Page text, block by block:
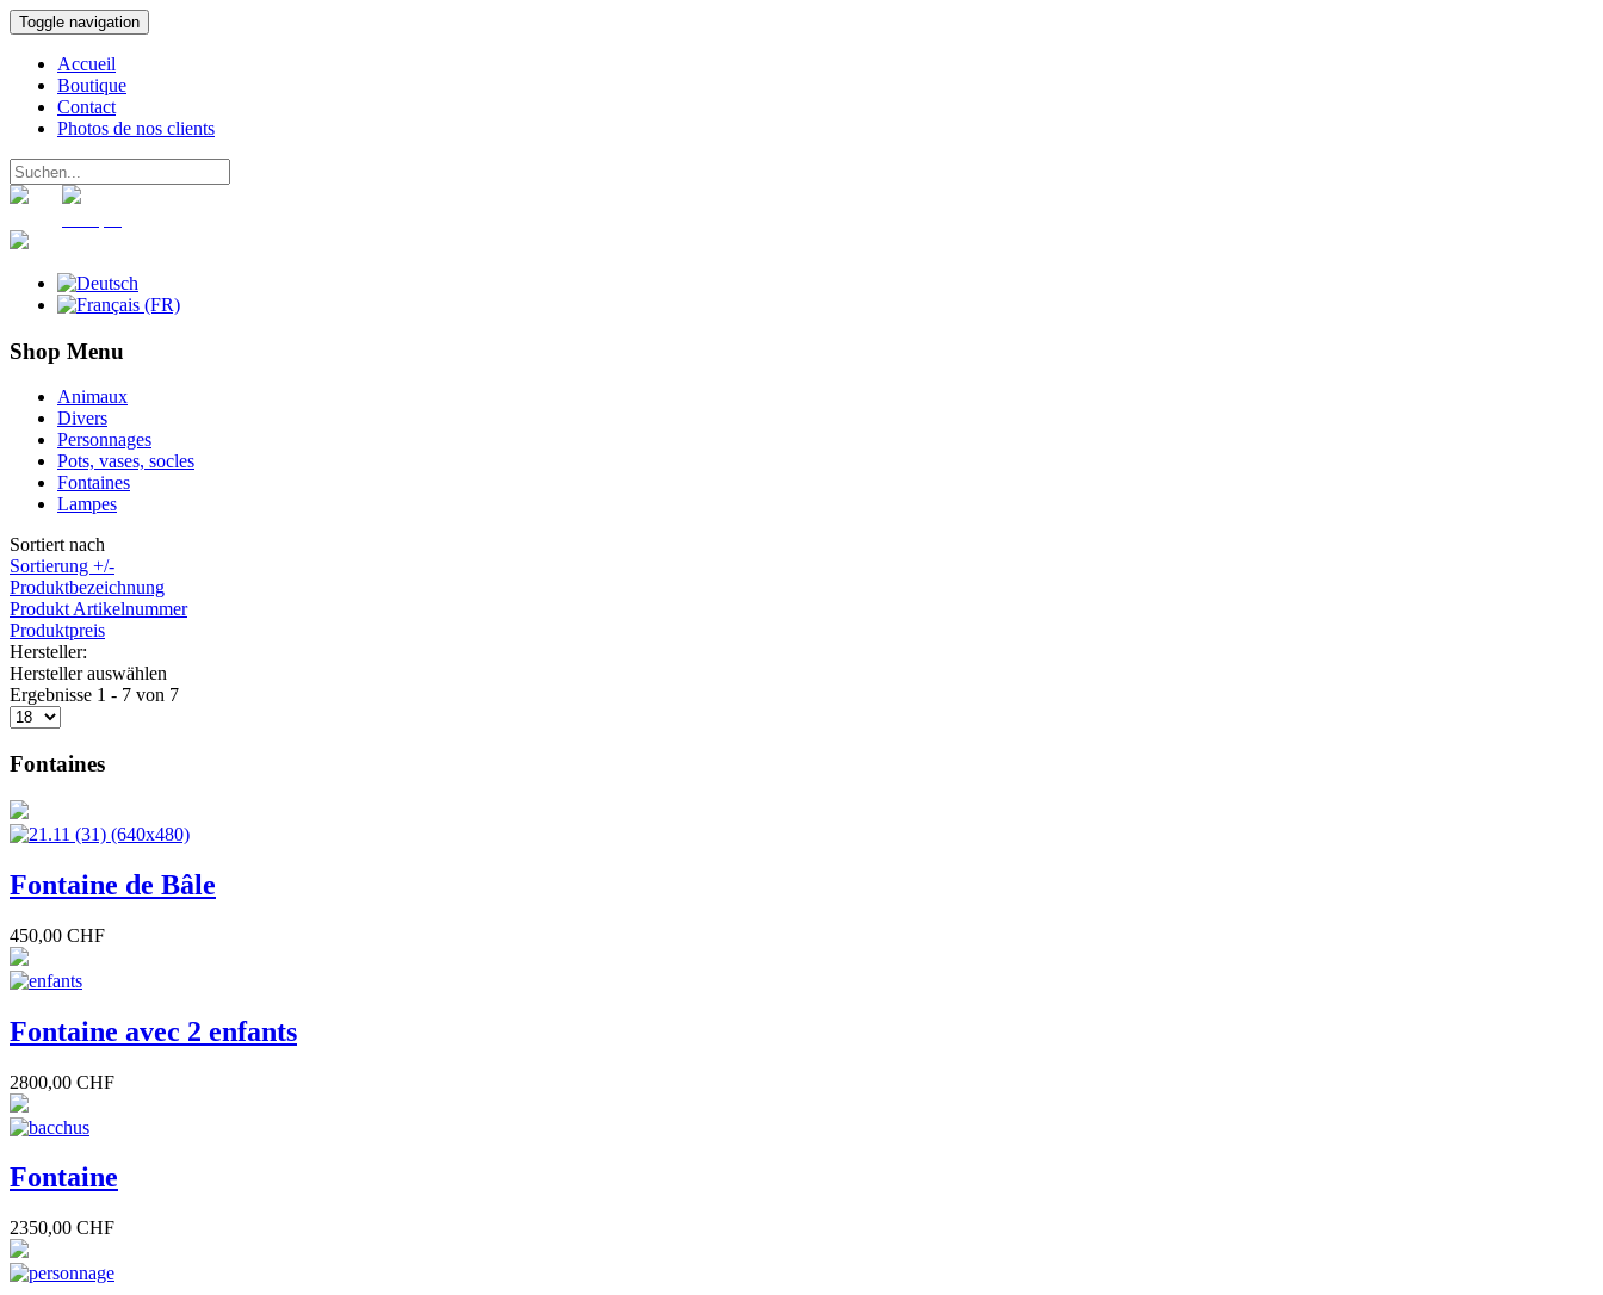
Toggle navigation
Accueil
Boutique
Contact
Photos de nos clients
Shop Menu
Animaux
Divers
Personnages
Pots, vases, socles
Fontaines
Lampes
Sortiert nach
Sortierung +/-
Produktbezeichnung
Produkt Artikelnummer
Produktpreis
Hersteller:
Hersteller auswählen
Ergebnisse 1 - 7 von 7
Fontaines
Fontaine de Bâle
450,00 CHF
Fontaine avec 2 enfants
2800,00 CHF
Fontaine
2350,00 CHF